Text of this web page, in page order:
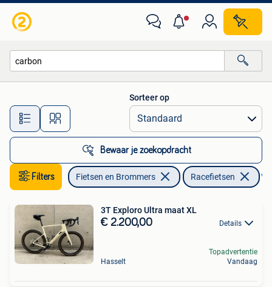
Alle afstanden…
Sorteer op
Bewaar je zoekopdracht
Filters Fietsen en Brommers Racefietsen
3T Exploro Ultra maat XL
€ 2.200,00 Details
Hasselt
Topadvertentie
Vandaag